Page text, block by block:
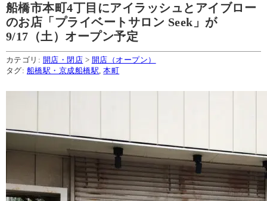
船橋市本町4丁目にアイラッシュとアイブロー
のお店「プライベートサロン Seek」が
9/17（土）オープン予定
カテゴリ: 開店・閉店 > 開店（オープン）
タグ: 船橋駅・京成船橋駅 ,本町